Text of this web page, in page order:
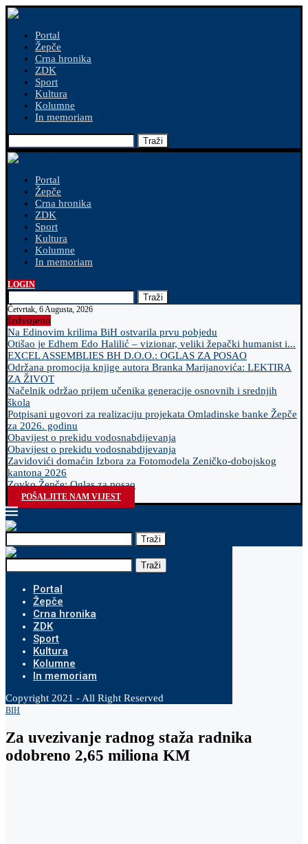
Portal
Žepče
Crna hronika
ZDK
Sport
Kultura
Kolumne
In memoriam
Traži
Portal
Žepče
Crna hronika
ZDK
Sport
Kultura
Kolumne
In memoriam
LOGIN
Traži
Četvrtak, 6 Augusta, 2026
Izdvojeno
Na Edinovim krilima BiH ostvarila prvu pobjedu
Otišao je Edhem Edo Halilić – vizionar, veliki žepački humanist i...
EXCEL ASSEMBLIES BH D.O.O.: OGLAS ZA POSAO
Održana promocija knjige autora Branka Marijanovića: LEKTIRA
ZA ŽIVOT
Načelnik održao prijem učenika generacije osnovnih i srednjih
škola
Potpisani ugovori za realizaciju projekata Omladinske banke Žepče
za 2026. godinu
Obavijest o prekidu vodosnabdijevanja
Obavijest o prekidu vodosnabdijevanja
Zavidovići domaćin Izbora za Fotomodela Zeničko-dobojskog
kantona 2026
Zovko Žepče: Oglas za posao
POŠALJITE NAM VIJEST
Traži
Traži
Portal
Žepče
Crna hronika
ZDK
Sport
Kultura
Kolumne
In memoriam
Copyright 2021 - All Right Reserved
BIH
Za uvezivanje radnog staža radnika
odobreno 2,65 miliona KM